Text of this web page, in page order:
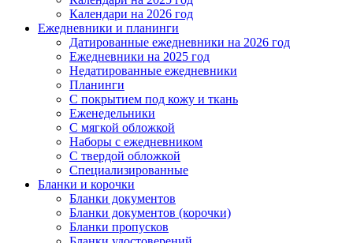
Календари на 2026 год
Ежедневники и планинги
Датированные ежедневники на 2026 год
Ежедневники на 2025 год
Недатированные ежедневники
Планинги
С покрытием под кожу и ткань
Еженедельники
С мягкой обложкой
Наборы с ежедневником
С твердой обложкой
Специализированные
Бланки и корочки
Бланки документов
Бланки документов (корочки)
Бланки пропусков